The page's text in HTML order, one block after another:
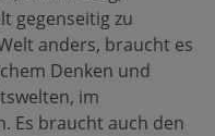
gegenseitig zu
anders, braucht es
Denken und
im
Es braucht auch den